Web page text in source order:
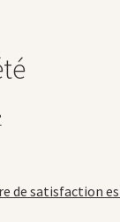
de satisfaction